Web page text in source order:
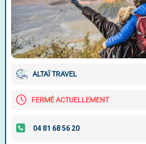
ALTAÏ TRAVEL
FERMÉ ACTUELLEMENT